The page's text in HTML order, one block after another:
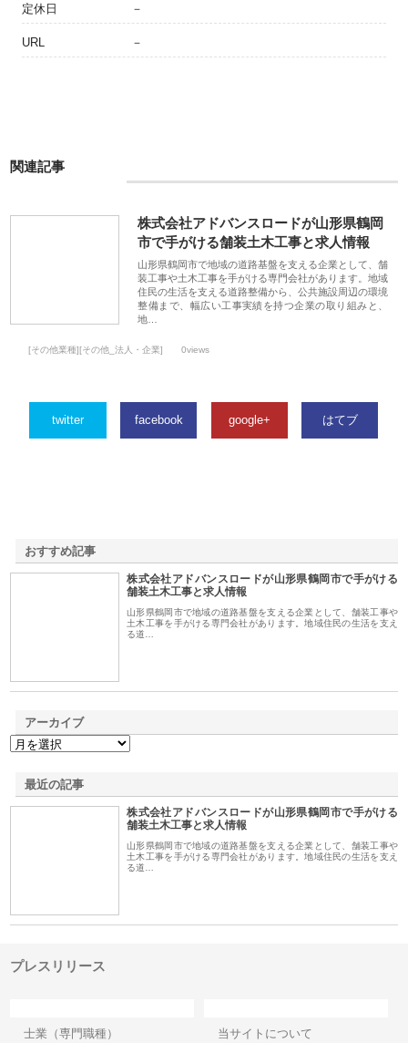
定休日 －
URL －
関連記事
株式会社アドバンスロードが山形県鶴岡
市で手がける舗装土木工事と求人情報
山形県鶴岡市で地域の道路基盤を支える企業として、舗
装工事や土木工事を手がける専門会社があります。地域
住民の生活を支える道路整備から、公共施設周辺の環境
整備まで、幅広い工事実績を持つ企業の取り組みと、
地…
[その他業種][その他_法人・企業] 0views
twitter facebook google+ はてブ
おすすめ記事
株式会社アドバンスロードが山形県鶴岡市で手がける
舗装土木工事と求人情報
山形県鶴岡市で地域の道路基盤を支える企業として、舗装工事や
土木工事を手がける専門会社があります。地域住民の生活を支え
る道…
アーカイブ
最近の記事
株式会社アドバンスロードが山形県鶴岡市で手がける
舗装土木工事と求人情報
山形県鶴岡市で地域の道路基盤を支える企業として、舗装工事や
土木工事を手がける専門会社があります。地域住民の生活を支え
る道…
プレスリリース
士業（専門職種）
当サイトについて